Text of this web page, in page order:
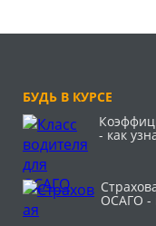
БУДЬ В КУРСЕ
- как
ОСАГО -